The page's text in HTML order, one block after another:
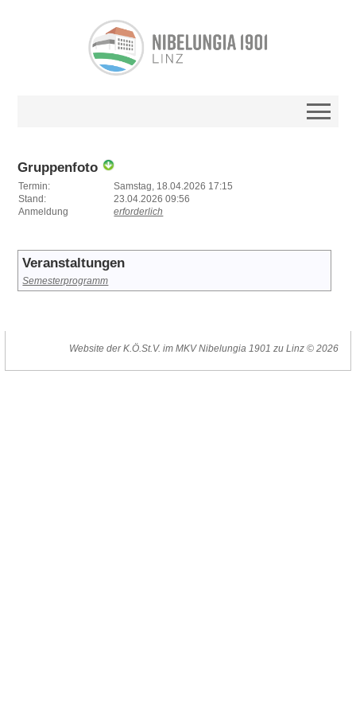
Gruppenfoto
Termin:
Samstag, 18.04.2026 17:15
Stand:
23.04.2026 09:56
Anmeldung
erforderlich
Veranstaltungen
Semesterprogramm
Website der K.Ö.St.V. im MKV Nibelungia 1901 zu Linz © 2026